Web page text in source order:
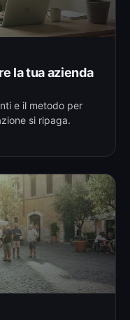
la tua azienda
e il metodo per
si ripaga.